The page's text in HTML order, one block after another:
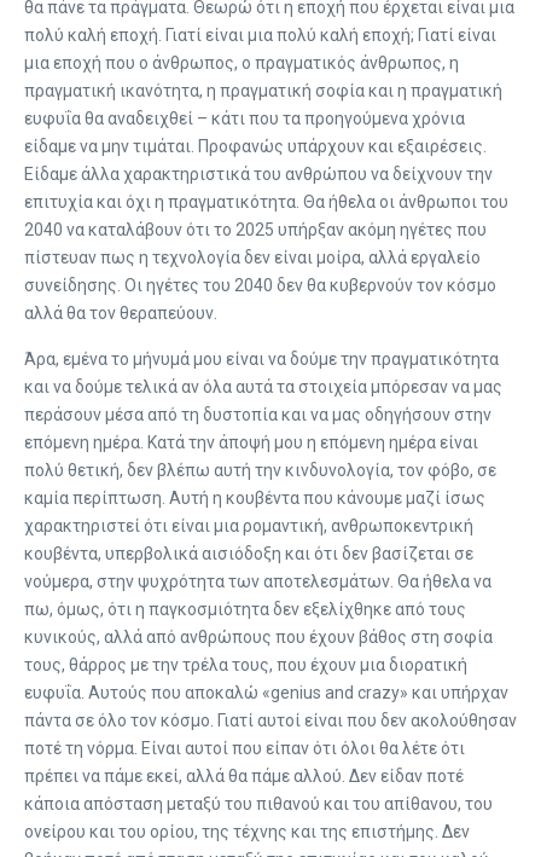
θα πάνε τα πράγματα. Θεωρώ ότι η εποχή που έρχεται είναι μια
πολύ καλή εποχή. Γιατί είναι μια πολύ καλή εποχή; Γιατί είναι
μια εποχή που ο άνθρωπος, ο πραγματικός άνθρωπος, η
πραγματική ικανότητα, η πραγματική σοφία και η πραγματική
ευφυΐα θα αναδειχθεί – κάτι που τα προηγούμενα χρόνια
είδαμε να μην τιμάται. Προφανώς υπάρχουν και εξαιρέσεις.
Είδαμε άλλα χαρακτηριστικά του ανθρώπου να δείχνουν την
επιτυχία και όχι η πραγματικότητα. Θα ήθελα οι άνθρωποι του
2040 να καταλάβουν ότι το 2025 υπήρξαν ακόμη ηγέτες που
πίστευαν πως η τεχνολογία δεν είναι μοίρα, αλλά εργαλείο
συνείδησης. Οι ηγέτες του 2040 δεν θα κυβερνούν τον κόσμο
αλλά θα τον θεραπεύουν.
Άρα, εμένα το μήνυμά μου είναι να δούμε την πραγματικότητα
και να δούμε τελικά αν όλα αυτά τα στοιχεία μπόρεσαν να μας
περάσουν μέσα από τη δυστοπία και να μας οδηγήσουν στην
επόμενη ημέρα. Κατά την άποψή μου η επόμενη ημέρα είναι
πολύ θετική, δεν βλέπω αυτή την κινδυνολογία, τον φόβο, σε
καμία περίπτωση. Αυτή η κουβέντα που κάνουμε μαζί ίσως
χαρακτηριστεί ότι είναι μια ρομαντική, ανθρωποκεντρική
κουβέντα, υπερβολικά αισιόδοξη και ότι δεν βασίζεται σε
νούμερα, στην ψυχρότητα των αποτελεσμάτων. Θα ήθελα να
πω, όμως, ότι η παγκοσμιότητα δεν εξελίχθηκε από τους
κυνικούς, αλλά από ανθρώπους που έχουν βάθος στη σοφία
τους, θάρρος με την τρέλα τους, που έχουν μια διορατική
ευφυΐα. Αυτούς που αποκαλώ «genius and crazy» και υπήρχαν
πάντα σε όλο τον κόσμο. Γιατί αυτοί είναι που δεν ακολούθησαν
ποτέ τη νόρμα. Είναι αυτοί που είπαν ότι όλοι θα λέτε ότι
πρέπει να πάμε εκεί, αλλά θα πάμε αλλού. Δεν είδαν ποτέ
κάποια απόσταση μεταξύ του πιθανού και του απίθανου, του
ονείρου και του ορίου, της τέχνης και της επιστήμης. Δεν